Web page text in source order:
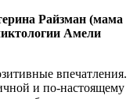
Райзман (мама
Амели
впечатления.
и по-настоящему